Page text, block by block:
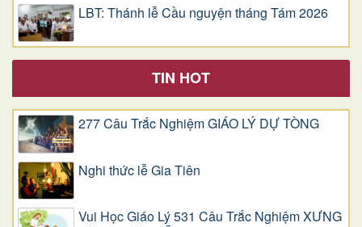
LBT: Thánh lễ Cầu nguyện tháng Tám 2026
TIN HOT
277 Câu Trắc Nghiệm GIÁO LÝ DỰ TÒNG
Nghi thức lễ Gia Tiên
Vui Học Giáo Lý 531 Câu Trắc Nghiệm XƯNG